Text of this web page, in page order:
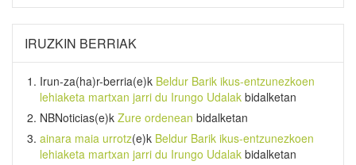
IRUZKIN BERRIAK
Irun-za(ha)r-berria(e)k Beldur Barik ikus-entzunezkoen
lehiaketa martxan jarri du Irungo Udalak bidalketan
NBNoticias(e)k Zure ordenean bidalketan
ainara maia urrotz(e)k Beldur Barik ikus-entzunezkoen
lehiaketa martxan jarri du Irungo Udalak bidalketan